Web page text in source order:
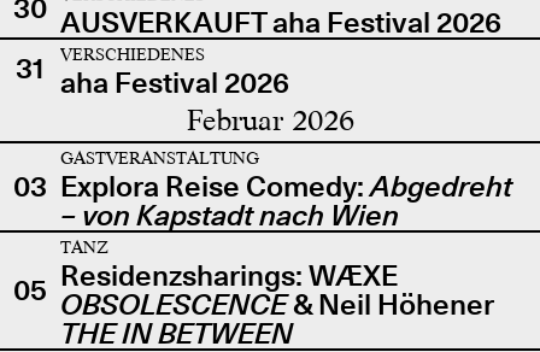
30 AUSVERKAUFT aha Festival 2026
31
VERSCHIEDENES
aha Festival 2026
Februar 2026
03
GASTVERANSTALTUNG
Explora Reise Comedy:Abgedreht
– von Kapstadt nach Wien
05
TANZ
Residenzsharings: WÆXE
OBSOLESCENCE& Neil Höhener
THE IN BETWEEN